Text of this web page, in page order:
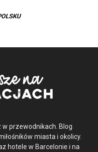
przewodnikach. Blog
miasta i okolicy.
hotele w Barcelonie i na